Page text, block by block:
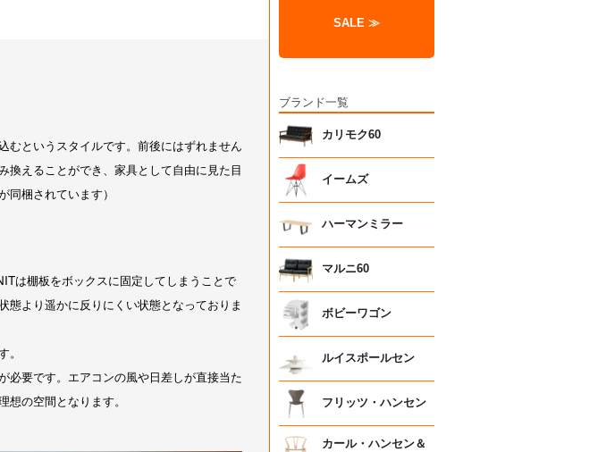
SALE ≫
ブランド一覧
カリモク60
イームズ
ハーマンミラー
マルニ60
ボビーワゴン
ルイスポールセン
フリッツ・ハンセン
カール・ハンセン＆